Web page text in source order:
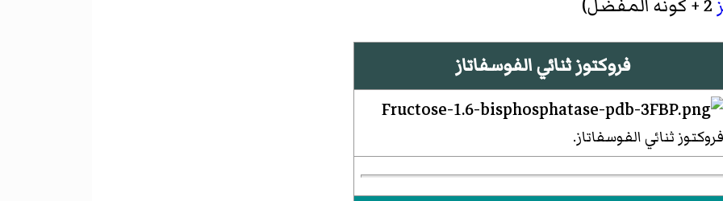
فروكتوز ثنائي الفوسفاتاز
فروكتوز ثنائي الفوسفاتاز.